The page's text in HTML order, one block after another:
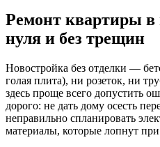
Ремонт квартиры в
нуля и без трещин
Новостройка без отделки —
голая плита), ни розеток, ни
здесь проще всего допустить
дорого: не дать дому осесть
неправильно спланировать
материалы, которые лопнут при